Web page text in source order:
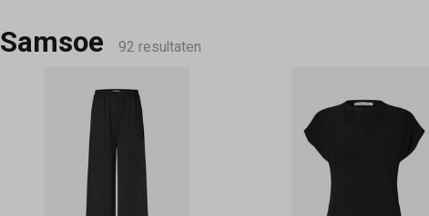
Samsoe 92 resultaten